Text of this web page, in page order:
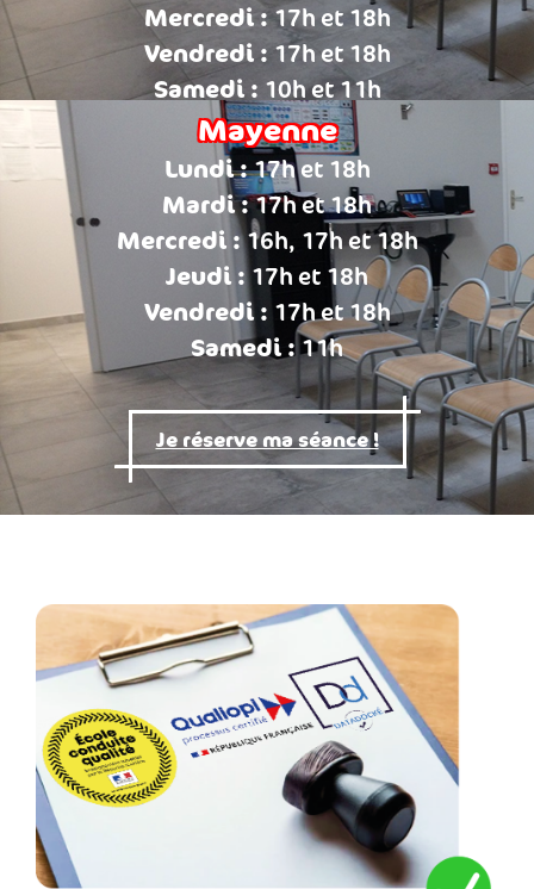
Mercredi :17h et 18h
Vendredi :17h et 18h
Samedi : 10h et 11h
Mayenne
Lundi :17h et 18h
Mardi :17h et 18h
Mercredi :16h, 17h et 18h
Jeudi : 17h et 18h
Vendredi : 17h et 18h
Samedi :11h
Je réserve ma séance !